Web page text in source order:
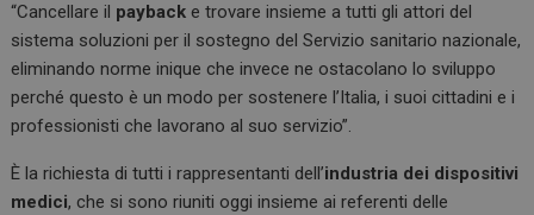
ce
b
o
o
k
ke
dI
n
at
s
A
p
p
“Cancellare il payback e trovare insieme a tutti gli attori del
sistema soluzioni per il sostegno del Servizio sanitario nazionale,
eliminando norme inique che invece ne ostacolano lo sviluppo
perché questo è un modo per sostenere l’Italia, i suoi cittadini e i
professionisti che lavorano al suo servizio”.
È la richiesta di tutti i rappresentanti dell’industria dei dispositivi
medici, che si sono riuniti oggi insieme ai referenti delle